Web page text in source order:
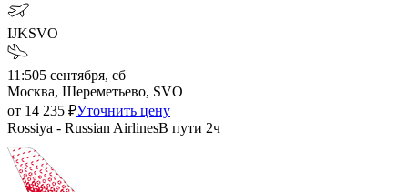
IJKSVO
11:505 сентября, сб
Москва, Шереметьево, SVO
от 14 235 ₽Уточнить цену
Rossiya - Russian AirlinesВ пути 2ч